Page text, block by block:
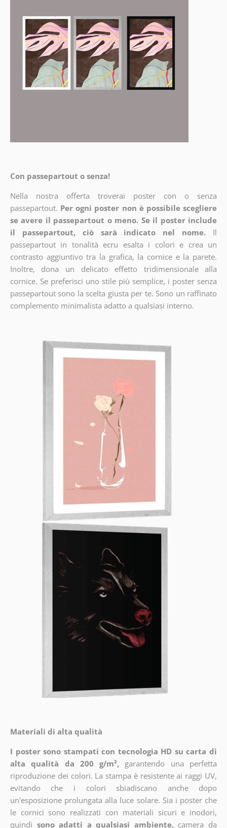
Con passepartout o senza!
Nella nostra offerta troverai poster con o senza
passepartout. Per ogni poster non è possibile scegliere
se avere il passepartout o meno. Se il poster include
il passepartout, ciò sarà indicato nel nome.
Il
passepartout in tonalità ecru esalta i colori e crea un
contrasto aggiuntivo tra la grafica, la cornice e la parete.
Inoltre, dona un delicato effetto tridimensionale alla
cornice. Se preferisci uno stile più semplice, i poster senza
passepartout sono la scelta giusta per te. Sono un raffinato
complemento minimalista adatto a qualsiasi interno.
Materiali di alta qualità
I poster sono stampati con tecnologia HD su carta di
alta qualità da 200 g/m², garantendo una perfetta
riproduzione dei colori. La stampa è resistente ai raggi UV,
evitando che i colori sbiadiscano anche dopo
un'esposizione prolungata alla luce solare. Sia i poster che
le cornici sono realizzati con materiali sicuri e inodori,
quindi sono adatti a qualsiasi ambiente, camera da